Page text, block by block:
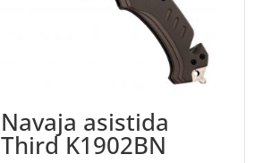
Navaja asistida
Third K1902BN